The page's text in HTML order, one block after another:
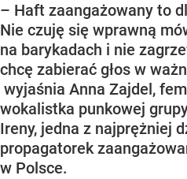
– Haft zaangażowany to
Nie czuję się wprawną
na barykadach i nie
chcę zabierać głos w
wyjaśnia Anna Zajdel,
wokalistka punkowej
Ireny, jedna z najprężniej
propagatorek
w Polsce.